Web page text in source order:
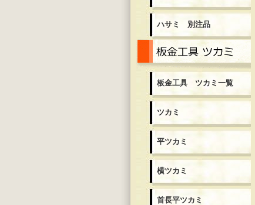
ハサミ 別注品
板金工具 ツカミ一覧
ツカミ
平ツカミ
横ツカミ
首長平ツカミ